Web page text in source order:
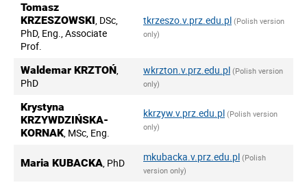
Tomasz
KRZESZOWSKI, DSc,
PhD, Eng., Associate
Prof.
tkrzeszo.v.prz.edu.pl (Polish version
only)
Waldemar KRZTOŃ,
PhD
wkrzton.v.prz.edu.pl (Polish version
only)
Krystyna
KRZYWDZIŃSKA-
KORNAK, MSc, Eng.
kkrzyw.v.prz.edu.pl (Polish version
only)
Maria KUBACKA, PhD mkubacka.v.prz.edu.pl (Polish
version only)